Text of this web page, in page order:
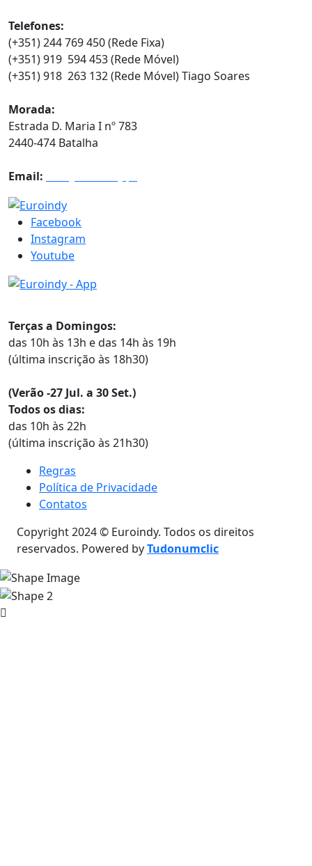
Telefones:
(+351) 244 769 450 (Rede Fixa)
(+351) 919 594 453 (Rede Móvel)
(+351) 918 263 132 (Rede Móvel) Tiago Soares
Morada:
Estrada D. Maria I nº 783
2440-474 Batalha
Email:
Facebook
Instagram
Youtube
Terças a Domingos:
das 10h às 13h e das 14h às 19h
(última inscrição às 18h30)
(Verão -27 Jul. a 30 Set.)
Todos os dias:
das 10h às 22h
(última inscrição às 21h30)
Regras
Política de Privacidade
Contatos
Copyright 2024 © Euroindy. Todos os direitos
reservados. Powered byTudonumclic